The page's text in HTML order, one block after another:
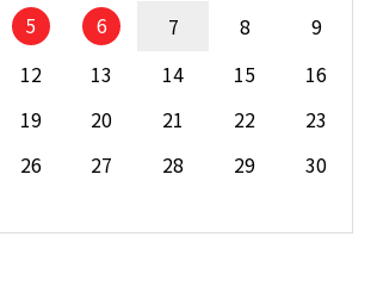
5 6 7 8
9
12 13 14 15
16
19 20 21 22
23
26 27 28 29
30